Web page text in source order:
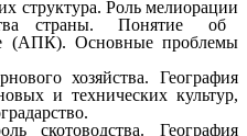
структура. Роль мелиорации
страны. Понятие об
(АПК). Основные проблемы
хозяйства. География
и технических культур,
скотоводства. География